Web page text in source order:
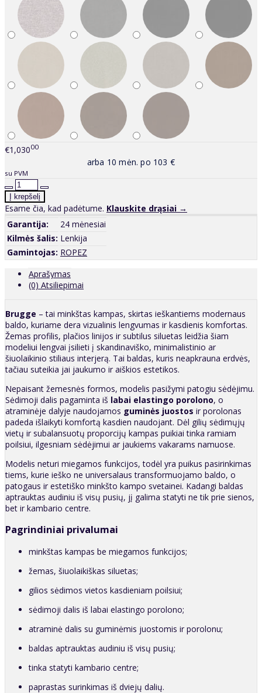
€1,03000
arba 10 mėn. po 103 €
su PVM
Esame čia, kad padėtume. Klauskite drąsiai →
Garantija:
24 mėnesiai
Kilmės šalis: Lenkija
Gamintojas: ROPEZ
Aprašymas
(0) Atsiliepimai
Brugge – tai minkštas kampas, skirtas ieškantiems modernaus
baldo, kuriame dera vizualinis lengvumas ir kasdienis komfortas.
Žemas profilis, plačios linijos ir subtilus siluetas leidžia šiam
modeliui lengvai įsilieti į skandinaviško, minimalistinio ar
šiuolaikinio stiliaus interjerą. Tai baldas, kuris neapkrauna erdvės,
tačiau suteikia jai jaukumo ir aiškios estetikos.
Nepaisant žemesnės formos, modelis pasižymi patogiu sėdėjimu.
Sėdimoji dalis pagaminta iš labai elastingo porolono, o
atraminėje dalyje naudojamos guminės juostos ir porolonas
padeda išlaikyti komfortą kasdien naudojant. Dėl gilių sėdimųjų
vietų ir subalansuotų proporcijų kampas puikiai tinka ramiam
poilsiui, ilgesniam sėdėjimui ar jaukiems vakarams namuose.
Modelis neturi miegamos funkcijos, todėl yra puikus pasirinkimas
tiems, kurie ieško ne universalaus transformuojamo baldo, o
patogaus ir estetiško minkšto kampo svetainei. Kadangi baldas
aptrauktas audiniu iš visų pusių, jį galima statyti ne tik prie sienos,
bet ir kambario centre.
Pagrindiniai privalumai
minkštas kampas be miegamos funkcijos;
žemas, šiuolaikiškas siluetas;
gilios sėdimos vietos kasdieniam poilsiui;
sėdimoji dalis iš labai elastingo porolono;
atraminė dalis su guminėmis juostomis ir porolonu;
baldas aptrauktas audiniu iš visų pusių;
tinka statyti kambario centre;
paprastas surinkimas iš dviejų dalių.